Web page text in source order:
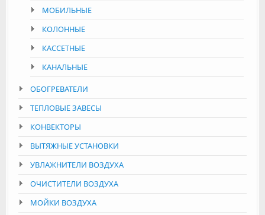
МОБИЛЬНЫЕ
КОЛОННЫЕ
КАССЕТНЫЕ
КАНАЛЬНЫЕ
ОБОГРЕВАТЕЛИ
ТЕПЛОВЫЕ ЗАВЕСЫ
КОНВЕКТОРЫ
ВЫТЯЖНЫЕ УСТАНОВКИ
УВЛАЖНИТЕЛИ ВОЗДУХА
ОЧИСТИТЕЛИ ВОЗДУХА
МОЙКИ ВОЗДУХА